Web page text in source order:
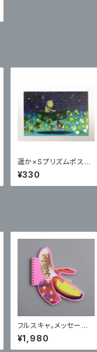
遥か×Sプリズムポスト
カード
¥330
フルスキャ。メッセージノ
ート【バナナ】
¥1,980